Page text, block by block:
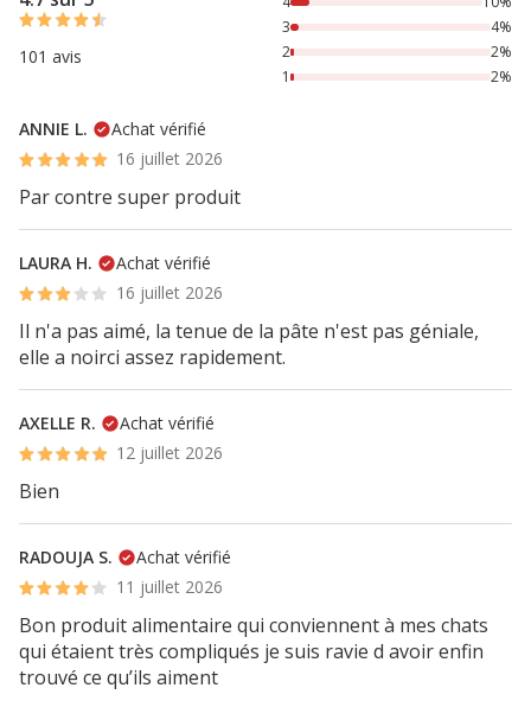
101 avis
3
4%
2
2%
1
2%
ANNIE L.
Achat vérifié
16 juillet 2026
Par contre super produit
LAURA H.
Achat vérifié
16 juillet 2026
Il n'a pas aimé, la tenue de la pâte n'est pas géniale,
elle a noirci assez rapidement.
AXELLE R.
Achat vérifié
12 juillet 2026
Bien
RADOUJA S.
Achat vérifié
11 juillet 2026
Bon produit alimentaire qui conviennent à mes chats
qui étaient très compliqués je suis ravie d avoir enfin
trouvé ce qu’ils aiment